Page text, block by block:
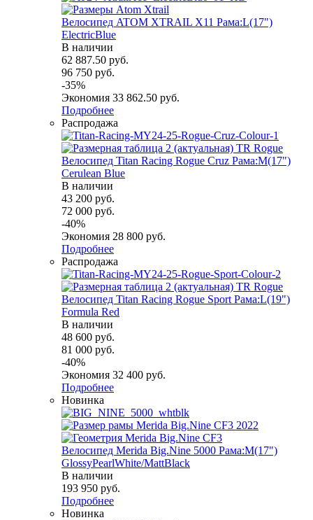
Велосипед ATOM XTRAIL X11 Рама:L(17")
ElectricBlue
В наличии
62 887.50 руб.
96 750 руб.
-35%
Экономия 33 862.50 руб.
Подробнее
Распродажа
Велосипед Titan Racing Rogue Cruz Рама:M(17")
Cerulean Blue
В наличии
43 200 руб.
72 000 руб.
-40%
Экономия 28 800 руб.
Подробнее
Распродажа
Велосипед Titan Racing Rogue Sport Рама:L(19")
Formula Red
В наличии
48 600 руб.
81 000 руб.
-40%
Экономия 32 400 руб.
Подробнее
Новинка
Велосипед Merida Big.Nine 5000 Рама:M(17")
GlossyPearlWhite/MattBlack
В наличии
193 950 руб.
Подробнее
Новинка